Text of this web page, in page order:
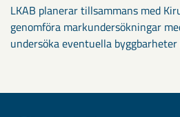
LKAB planerar tillsammans med
genomföra markundersökningar
undersöka eventuella byggbarheter